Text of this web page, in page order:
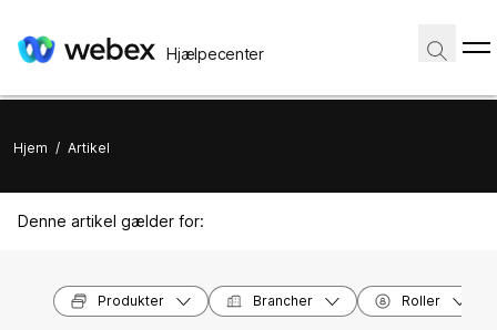
Hjælpecenter
Hjem / Artikel
Denne artikel gælder for:
Produkter Brancher Roller